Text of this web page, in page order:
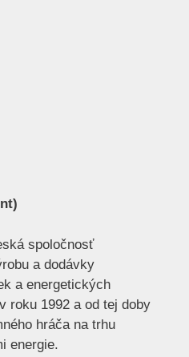
spoločnosť
a dodávky
a energetických
roku 1992 a od tej doby
hráča na trhu
energie.